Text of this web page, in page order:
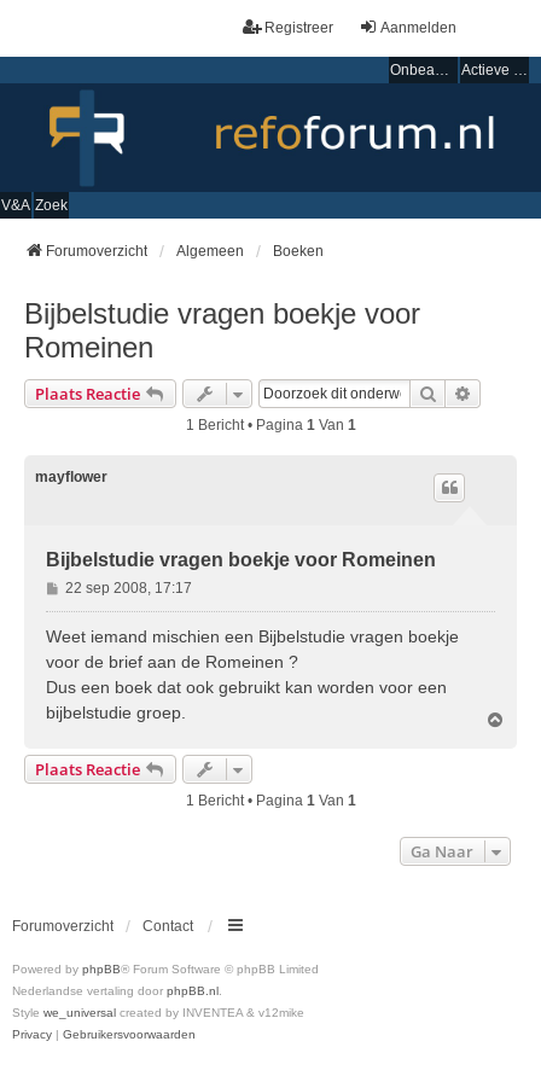
Aanmelden
Registreer
Onbeantwoorde onderwerpen Actieve onderwerpen
V&A Zoek
Forumoverzicht Algemeen Boeken
Bijbelstudie vragen boekje voor
Romeinen
Plaats Reactie Zoek
1 Bericht • Pagina 1 Van 1
mayflower
Bijbelstudie vragen boekje voor Romeinen
B
e
r
h
t
22 sep 2008, 17:17
Weet iemand mischien een Bijbelstudie vragen boekje
voor de brief aan de Romeinen ?
Dus een boek dat ook gebruikt kan worden voor een
bijbelstudie groep.
Plaats Reactie
1 Bericht • Pagina 1Van 1
Ga Naar
Forumoverzicht Contact
Powered by phpBB® Forum Software © phpBB Limited
Nederlandse vertaling door phpBB.nl .
Style we_universal created by INVENTEA & v12mike
Privacy
Gebruikersvoorwaarden